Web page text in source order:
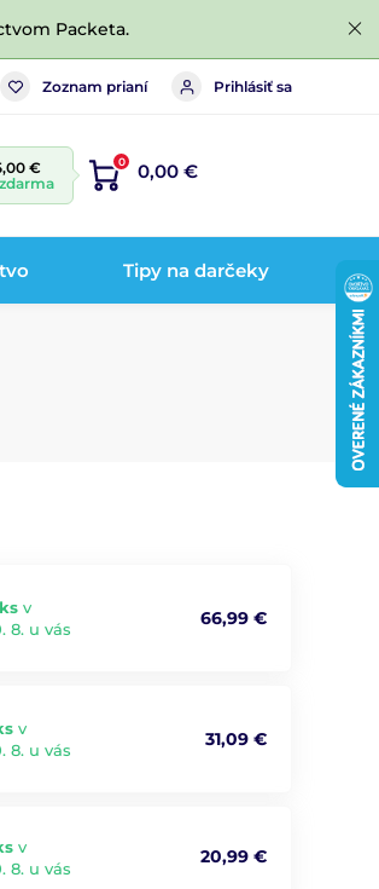
Packeta.
Zoznam prianí Prihlásiť sa
€
0 0,00 €
Tipy na darčeky
v
8. u vás
66,99 €
v
8. u vás
31,09 €
v
8. u vás
20,99 €